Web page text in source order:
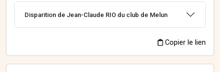
Disparition de Jean-Claude RIO du club de Melun
Copier le lien